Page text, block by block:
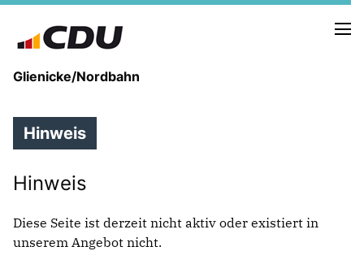
Glienicke/Nordbahn
Hinweis
Hinweis
Diese Seite ist derzeit nicht aktiv oder existiert in
unserem Angebot nicht.